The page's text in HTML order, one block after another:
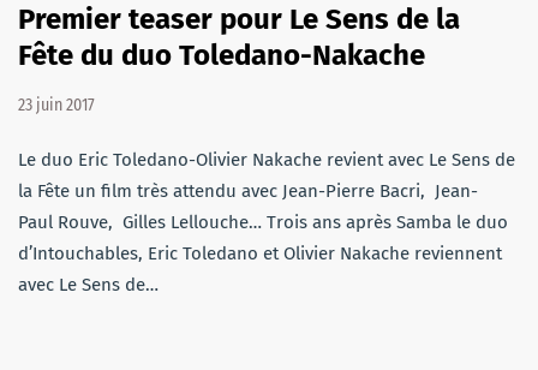
Premier teaser pour Le Sens de la
Fête du duo Toledano-Nakache
23 juin 2017
Le duo Eric Toledano-Olivier Nakache revient avec Le Sens de
la Fête un film très attendu avec Jean-Pierre Bacri, Jean-
Paul Rouve, Gilles Lellouche… Trois ans après Samba le duo
d’Intouchables, Eric Toledano et Olivier Nakache reviennent
avec Le Sens de…